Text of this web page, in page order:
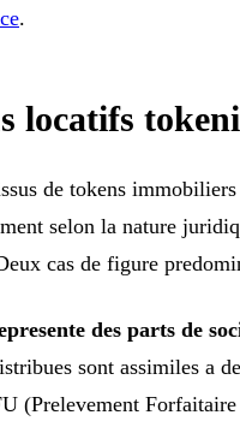
.
locatifs
de tokens
selon la nature
cas de figure
des parts de
sont assimiles a
(Prelevement